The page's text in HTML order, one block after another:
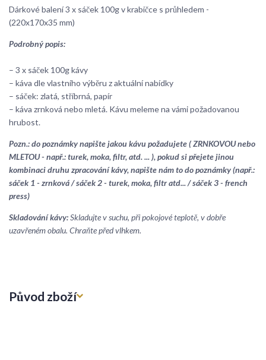
Dárkové balení 3 x sáček 100g v krabičce s průhledem -
(220x170x35 mm)
Podrobný popis:
– 3 x sáček 100g kávy
– káva dle vlastního výběru z aktuální nabídky
– sáček: zlatá, stříbrná, papír
– káva zrnková nebo mletá. Kávu meleme na vámi požadovanou
hrubost.
Pozn.: do poznámky napište jakou kávu požadujete ( ZRNKOVOU nebo
MLETOU - např.: turek, moka, filtr, atd. ... ), pokud si přejete jinou
kombinaci druhu zpracování kávy, napište nám to do poznámky (např.:
sáček 1 - zrnková / sáček 2 - turek, moka, filtr atd... / sáček 3 - french
press)
Skladování kávy:Skladujte v suchu, při pokojové teplotě, v dobře
uzavřeném obalu. Chraňte před vlhkem.
Původ zboží